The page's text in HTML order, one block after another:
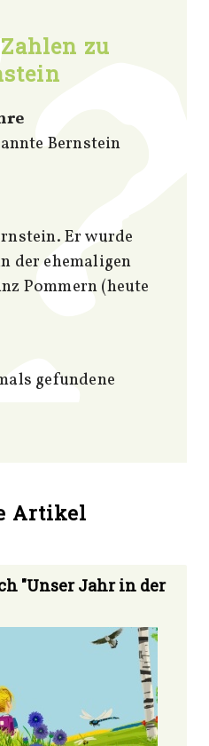
zu
Bernstein
Er wurde
der ehemaligen
Pommern (heute
gefundene
Artikel
"Unser Jahr in der